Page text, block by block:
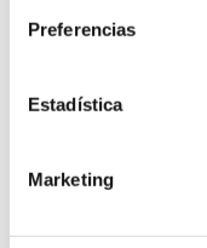
Preferencias
Estadística
Marketing